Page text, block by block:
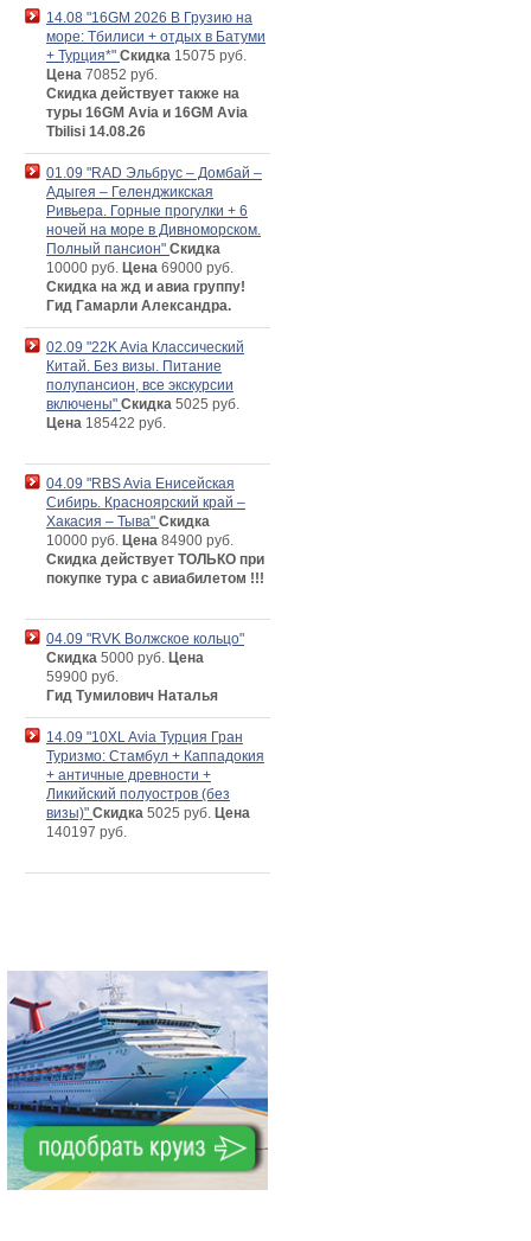
14.08 "16GM 2026 В Грузию на
море: Тбилиси + отдых в Батуми
+ Турция*" Скидка 15075 руб.
Цена 70852 руб.
Скидка действует также на
туры 16GM Avia и 16GM Avia
Tbilisi 14.08.26
01.09 "RAD Эльбрус – Домбай –
Адыгея – Геленджикская
Ривьера. Горные прогулки + 6
ночей на море в Дивноморском.
Полный пансион" Скидка
10000 руб. Цена 69000 руб.
Скидка на жд и авиа группу!
Гид Гамарли Александра.
02.09 "22K Avia Классический
Китай. Без визы. Питание
полупансион, все экскурсии
включены" Скидка 5025 руб.
Цена 185422 руб.
04.09 "RBS Avia Енисейская
Сибирь. Красноярский край –
Хакасия – Тыва" Скидка
10000 руб. Цена 84900 руб.
Скидка действует ТОЛЬКО при
покупке тура с авиабилетом !!!
04.09 "RVK Волжское кольцо"
Скидка 5000 руб. Цена
59900 руб.
Гид Тумилович Наталья
14.09 "10XL Avia Турция Гран
Туризмо: Стамбул + Каппадокия
+ античные древности +
Ликийский полуостров (без
визы)" Скидка 5025 руб. Цена
140197 руб.